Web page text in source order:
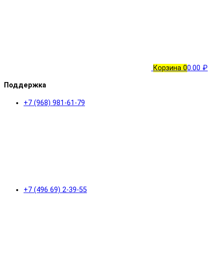
Корзина 00.00 ₽
Поддержка
+7 (968) 981-61-79
+7 (496 69) 2-39-55